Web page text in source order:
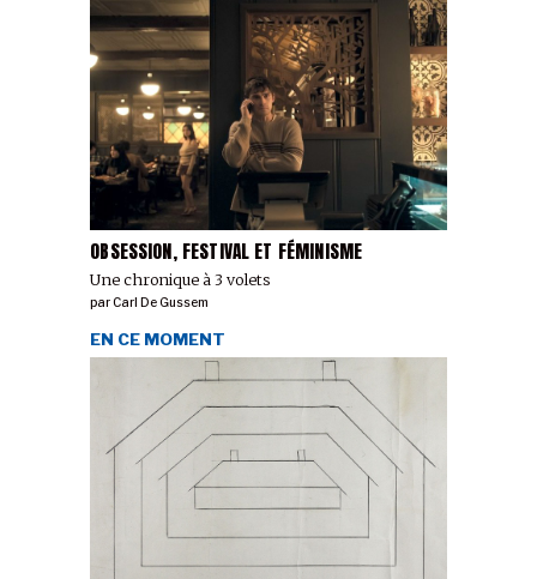
OBSESSION, FESTIVAL ET FÉMINISME
Une chronique à 3 volets
parCarl De Gussem
EN CE MOMENT